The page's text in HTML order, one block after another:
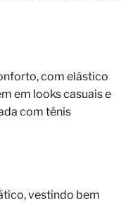
com elástico
em looks casuais e
com tênis
vestindo bem